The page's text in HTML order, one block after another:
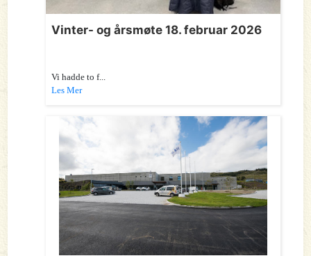
Vinter- og årsmøte 18. februar 2026
Vi hadde to f...
Les Mer